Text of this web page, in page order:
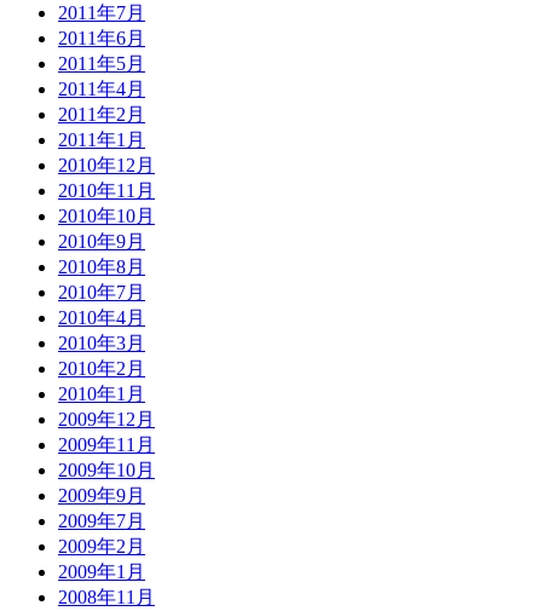
2011年7月
2011年6月
2011年5月
2011年4月
2011年2月
2011年1月
2010年12月
2010年11月
2010年10月
2010年9月
2010年8月
2010年7月
2010年4月
2010年3月
2010年2月
2010年1月
2009年12月
2009年11月
2009年10月
2009年9月
2009年7月
2009年2月
2009年1月
2008年11月